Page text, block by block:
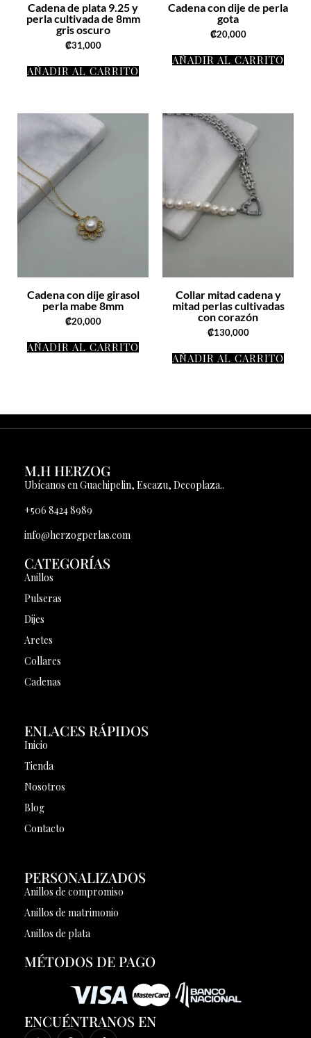
Cadena de plata 9.25 y
perla cultivada de 8mm
gris oscuro
₡31,000
AÑADIR AL CARRITO
Cadena con dije de perla
gota
₡20,000
AÑADIR AL CARRITO
Cadena con dije girasol
perla mabe 8mm
₡20,000
AÑADIR AL CARRITO
Collar mitad cadena y
mitad perlas cultivadas
con corazón
₡130,000
AÑADIR AL CARRITO
M.H HERZOG
Ubícanos en Guachipelin, Escazu, Decoplaza..
+506 8424 8989
info@herzogperlas.com
CATEGORÍAS
Anillos
Pulseras
Dijes
Aretes
Collares
Cadenas
ENLACES RÁPIDOS
Inicio
Tienda
Nosotros
Blog
Contacto
PERSONALIZADOS
Anillos de compromiso
Anillos de matrimonio
Anillos de plata
MÉTODOS DE PAGO
ENCUÉNTRANOS EN